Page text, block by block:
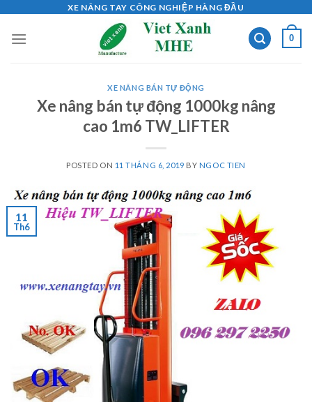
content
XE NÂNG TAY CÔNG NGHIỆP HÀNG ĐẦU
0
XE NÂNG BÁN TỰ ĐỘNG
Xe nâng bán tự động 1000kg nâng
cao 1m6 TW_LIFTER
POSTED ON 11 THÁNG 6, 2019 BY NGOC TIEN
11
Th6